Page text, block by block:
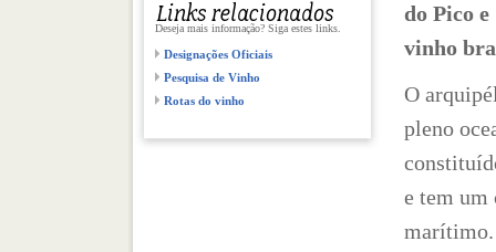
Deseja mais informação? Siga estes links.
Designações Oficiais
Pesquisa de Vinho
Rotas do vinho
do Pico
vinho
O
pleno
e tem um
marítimo.